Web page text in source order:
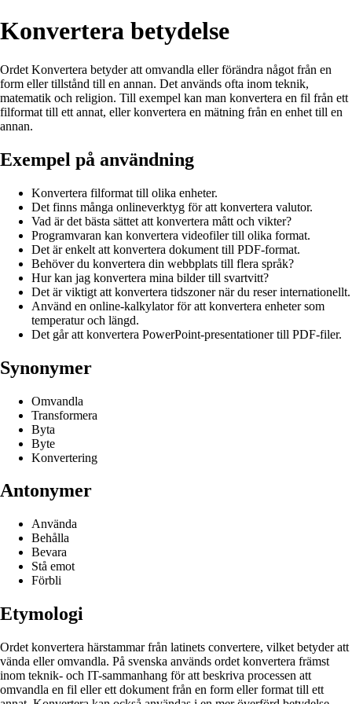
Konvertera betydelse
Ordet Konvertera betyder att omvandla eller förändra något från en
form eller tillstånd till en annan. Det används ofta inom teknik,
matematik och religion. Till exempel kan man konvertera en fil från ett
filformat till ett annat, eller konvertera en mätning från en enhet till en
annan.
Exempel på användning
Konvertera filformat till olika enheter.
Det finns många onlineverktyg för att konvertera valutor.
Vad är det bästa sättet att konvertera mått och vikter?
Programvaran kan konvertera videofiler till olika format.
Det är enkelt att konvertera dokument till PDF-format.
Behöver du konvertera din webbplats till flera språk?
Hur kan jag konvertera mina bilder till svartvitt?
Det är viktigt att konvertera tidszoner när du reser internationellt.
Använd en online-kalkylator för att konvertera enheter som
temperatur och längd.
Det går att konvertera PowerPoint-presentationer till PDF-filer.
Synonymer
Omvandla
Transformera
Byta
Byte
Konvertering
Antonymer
Använda
Behålla
Bevara
Stå emot
Förbli
Etymologi
Ordet konvertera härstammar från latinets convertere, vilket betyder att
vända eller omvandla. På svenska används ordet konvertera främst
inom teknik- och IT-sammanhang för att beskriva processen att
omvandla en fil eller ett dokument från en form eller format till ett